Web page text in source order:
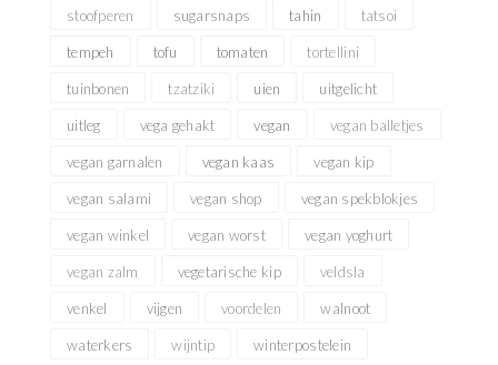
stoofperen sugarsnaps tahin tatsoi
tempeh tofu tomaten tortellini
tuinbonen tzatziki uien uitgelicht
uitleg vega gehakt vegan vegan balletjes
vegan garnalen vegan kaas vegan kip
vegan salami vegan shop vegan spekblokjes
vegan winkel vegan worst vegan yoghurt
vegan zalm vegetarische kip veldsla
venkel vijgen voordelen walnoot
waterkers wijntip winterpostelein